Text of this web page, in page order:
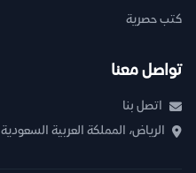
كتب حصرية
تواصل معنا
اتصل بنا
الرياض، المملكة العربية السعودية